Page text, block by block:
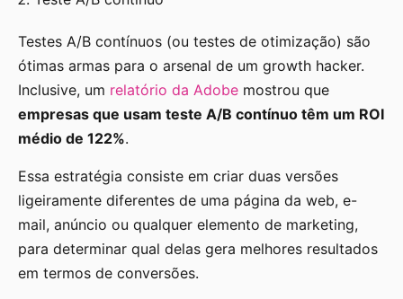
Testes A/B contínuos (ou testes de otimização) são
ótimas armas para o arsenal de um growth hacker.
Inclusive, um relatório da Adobe mostrou que
empresas que usam teste A/B contínuo têm um ROI
médio de 122%.
Essa estratégia consiste em criar duas versões
ligeiramente diferentes de uma página da web, e-
mail, anúncio ou qualquer elemento de marketing,
para determinar qual delas gera melhores resultados
em termos de conversões.